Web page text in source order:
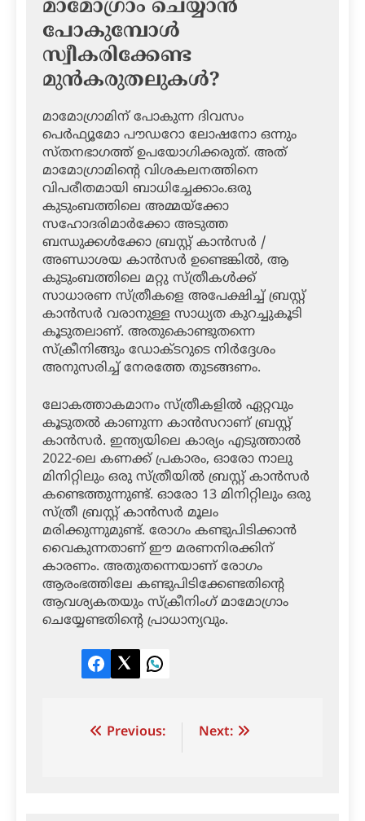
മാമോഗ്രാം ചെയ്യാന്‍
പോകുമ്പോള്‍
സ്വീകരിക്കേണ്ട
മുന്‍കരുതലുകള്‍?
മാമോഗ്രാമിന് പോകുന്ന ദിവസം
പെര്‍ഫ്യൂമോ പൗഡറോ ലോഷനോ ഒന്നും
സ്തനഭാഗത്ത് ഉപയോഗിക്കരുത്. അത്
മാമോഗ്രാമിന്റെ വിശകലനത്തിനെ
വിപരീതമായി ബാധിച്ചേക്കാം.ഒരു
കുടുംബത്തിലെ അമ്മയ്‌ക്കോ
സഹോദരിമാര്‍ക്കോ അടുത്ത
ബന്ധുക്കള്‍ക്കോ ബ്രസ്റ്റ് കാന്‍സര്‍ /
അണ്ഡാശയ കാന്‍സര്‍ ഉണ്ടെങ്കില്‍, ആ
കുടുംബത്തിലെ മറ്റു സ്ത്രീകള്‍ക്ക്
സാധാരണ സ്ത്രീകളെ അപേക്ഷിച്ച് ബ്രസ്റ്റ്
കാന്‍സര്‍ വരാനുള്ള സാധ്യത കുറച്ചുകൂടി
കൂടുതലാണ്. അതുകൊണ്ടുതന്നെ
സ്‌ക്രീനിങ്ങും ഡോക്ടറുടെ നിര്‍ദ്ദേശം
അനുസരിച്ച് നേരത്തേ തുടങ്ങണം.
ലോകത്താകമാനം സ്ത്രീകളില്‍ ഏറ്റവും
കൂടുതല്‍ കാണുന്ന കാന്‍സറാണ് ബ്രസ്റ്റ്
കാന്‍സര്‍. ഇന്ത്യയിലെ കാര്യം എടുത്താല്‍
2022-ലെ കണക്ക് പ്രകാരം, ഓരോ നാലു
മിനിറ്റിലും ഒരു സ്ത്രീയില്‍ ബ്രസ്റ്റ് കാന്‍സര്‍
കണ്ടെത്തുന്നുണ്ട്. ഓരോ 13 മിനിറ്റിലും ഒരു
സ്ത്രീ ബ്രസ്റ്റ് കാന്‍സര്‍ മൂലം
മരിക്കുന്നുമുണ്ട്. രോഗം കണ്ടുപിടിക്കാന്‍
വൈകുന്നതാണ് ഈ മരണനിരക്കിന്
കാരണം. അതുതന്നെയാണ് രോഗം
ആരംഭത്തിലേ കണ്ടുപിടിക്കേണ്ടതിന്റെ
ആവശ്യകതയും സ്‌ക്രീനിംഗ് മാമോഗ്രാം
ചെയ്യേണ്ടതിന്റെ പ്രാധാന്യവും.
Facebook
TwitterLinkedIn
Post Previous: Next: